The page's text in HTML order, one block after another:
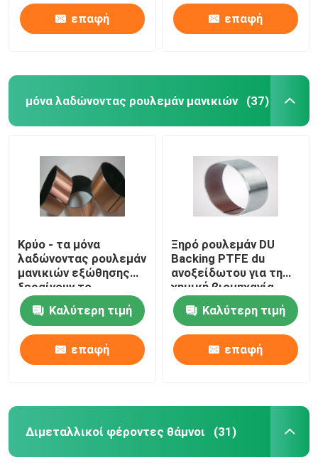
επαφή επαφή
μόνα λαδώνοντας ρουλεμάν μανικιών (37)
Κρύο - τα μόνα
λαδώνοντας ρουλεμάν
μανικιών εξώθησης
ξεραίνουν το
δακτύλιο sf-1P
μανικιώνΚαλύτερη τιμή
επαφή
Ξηρό ρουλεμάν DU
Backing PTFE du
ανοξείδωτου για τη
χημική βιομηχανία
Καλύτερη τιμή
επαφή
Διμεταλλικοί φέροντες θάμνοι (31)